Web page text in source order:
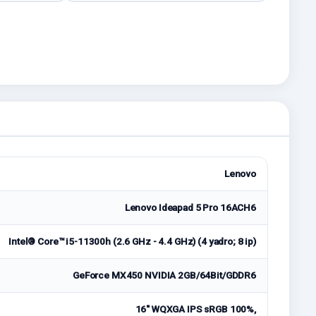
Lenovo
Lenovo Ideapad 5 Pro 16ACH6
Intel® Core™ i5-11300h (2.6 GHz - 4.4 GHz) (4 yadro; 8 ip)
GeForce MX450 NVIDIA 2GB/64Bit/GDDR6
16'' WQXGA IPS sRGB 100%,